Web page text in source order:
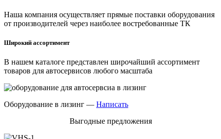
Наша компания осуществляет прямые поставки оборудования
от производителей через наиболее востребованные ТК
Широкий ассортимент
В нашем каталоге представлен широчайший ассортимент
товаров для автосервисов любого масштаба
Оборудование в лизинг — Написать
Выгодные предложения